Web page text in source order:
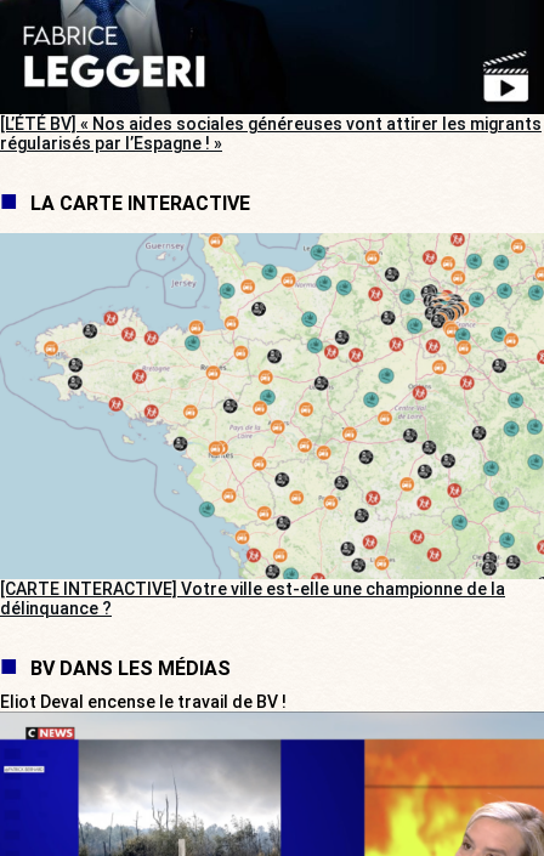
[L’ÉTÉ BV] « Nos aides sociales généreuses vont attirer les migrants
régularisés par l’Espagne ! »
LA CARTE INTERACTIVE
[CARTE INTERACTIVE] Votre ville est-elle une championne de la
délinquance ?
BV DANS LES MÉDIAS
Eliot Deval encense le travail de BV !